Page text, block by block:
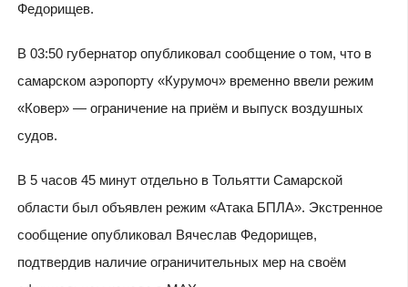
Федорищев.
В 03:50 губернатор опубликовал сообщение о том, что в
самарском аэропорту «Курумоч» временно ввели режим
«Ковер» — ограничение на приём и выпуск воздушных
судов.
В 5 часов 45 минут отдельно в Тольятти Самарской
области был объявлен режим «Атака БПЛА». Экстренное
сообщение опубликовал Вячеслав Федорищев,
подтвердив наличие ограничительных мер на своём